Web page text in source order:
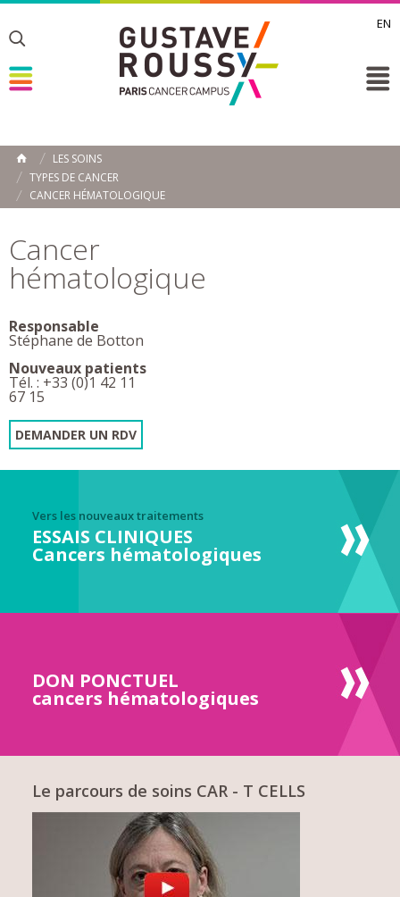
EN
Toggle
Toggle
Toggle
ACCUEIL
LES SOINS
TYPES DE CANCER
CANCER HÉMATOLOGIQUE
Cancer
hématologique
Responsable
Stéphane de Botton
Nouveaux patients
Tél. : +33 (0)1 42 11
67 15
DEMANDER UN RDV
Vers les nouveaux traitements
ESSAIS CLINIQUES
Cancers hématologiques
DON PONCTUEL
cancers hématologiques
Le parcours de soins CAR - T CELLS